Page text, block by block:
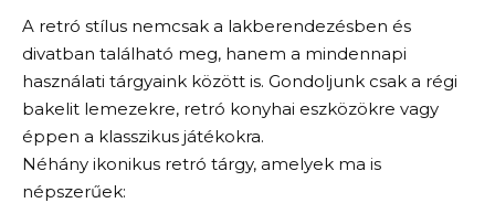
A retró stílus nemcsak a lakberendezésben és
divatban található meg, hanem a mindennapi
használati tárgyaink között is. Gondoljunk csak a régi
bakelit lemezekre, retró konyhai eszközökre vagy
éppen a klasszikus játékokra.
Néhány ikonikus retró tárgy, amelyek ma is
népszerűek: